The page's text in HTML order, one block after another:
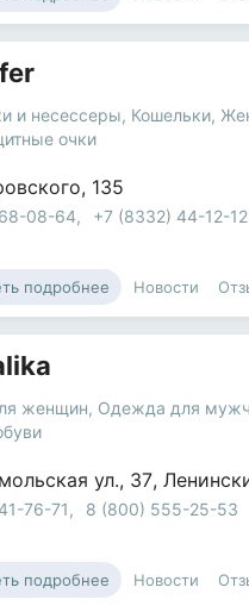
и несессеры, Кошельки,
очки
, 135
08-64, +7 (8332) 44-12-12
подробнее Новости
женщин, Одежда для
ул., 37,
76-71, 8 (800) 555-25-53
подробнее Новости